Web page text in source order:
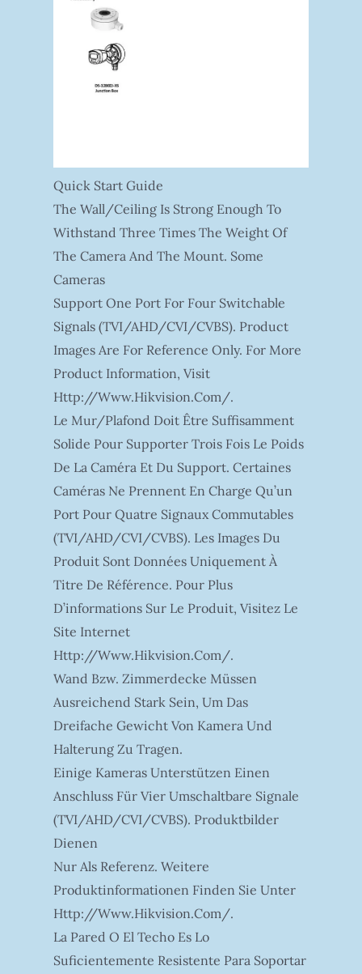
Quick Start Guide
The Wall/ceiling Is Strong Enough To
Withstand Three Times The Weight Of
The Camera And The Mount. Some
Cameras
Support One Port For Four Switchable
Signals (TVI/AHD/CVI/CVBS). Product
Images Are For Reference Only. For More
Product Information, Visit
Http://www.hikvision.com/.
Le Mur/plafond Doit Être Suffisamment
Solide Pour Supporter Trois Fois Le Poids
De La Caméra Et Du Support. Certaines
Caméras Ne Prennent En Charge Qu’un
Port Pour Quatre Signaux Commutables
(TVI/AHD/CVI/CVBS). Les Images Du
Produit Sont Données Uniquement À
Titre De Référence. Pour Plus
D’informations Sur Le Produit, Visitez Le
Site Internet
Http://www.hikvision.com/.
Wand Bzw. Zimmerdecke Müssen
Ausreichend Stark Sein, Um Das
Dreifache Gewicht Von Kamera Und
Halterung Zu Tragen.
Einige Kameras Unterstützen Einen
Anschluss Für Vier Umschaltbare Signale
(TVI/AHD/CVI/CVBS). Produktbilder
Dienen
Nur Als Referenz. Weitere
Produktinformationen Finden Sie Unter
Http://www.hikvision.com/.
La Pared O El Techo Es Lo
Suficientemente Resistente Para Soportar